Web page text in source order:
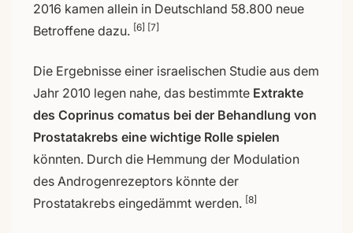
2016 kamen allein in Deutschland 58.800 neue
Betroffene dazu. [6] [7]
Die Ergebnisse einer israelischen Studie aus dem
Jahr 2010 legen nahe, das bestimmte Extrakte
des Coprinus comatus bei der Behandlung von
Prostatakrebs eine wichtige Rolle spielen
könnten. Durch die Hemmung der Modulation
des Androgenrezeptors könnte der
Prostatakrebs eingedämmt werden. [8]